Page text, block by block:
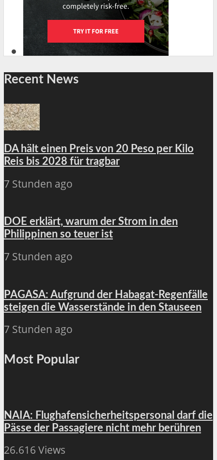
Recent News
DA hält einen Preis von 20 Peso per Kilo
Reis bis 2028 für tragbar
7 Stunden ago
DOE erklärt, warum der Strom in den
Philippinen so teuer ist
7 Stunden ago
PAGASA: Aufgrund der Habagat-Regenfälle
steigen die Wasserstände in den Stauseen
7 Stunden ago
Most Popular
NAIA: Flughafensicherheitspersonal darf die
Pässe der Passagiere nicht mehr berühren
26.616 Views